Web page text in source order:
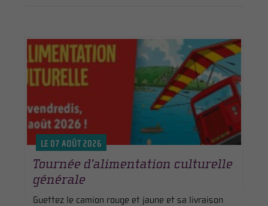
LE 07 AOÛT 2026
Tournée d’alimentation culturelle
générale
Guettez le camion rouge et jaune et sa livraison